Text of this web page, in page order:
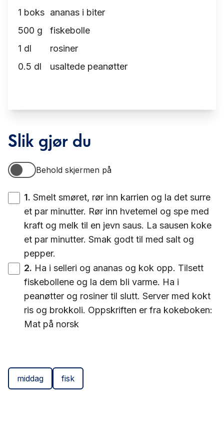
1 boks ananas i biter
500 g
fiskebolle
1 dl
rosiner
0.5 dl usaltede peanøtter
Slik gjør du
Behold skjermen på
Behold skjermen på
1. Smelt smøret, rør inn karrien og la det surre
et par minutter. Rør inn hvetemel og spe med
kraft og melk til en jevn saus. La sausen koke
et par minutter. Smak godt til med salt og
pepper.
2. Ha i selleri og ananas og kok opp. Tilsett
fiskebollene og la dem bli varme. Ha i
peanøtter og rosiner til slutt. Server med kokt
ris og brokkoli. Oppskriften er fra kokeboken:
Mat på norsk
middag fisk